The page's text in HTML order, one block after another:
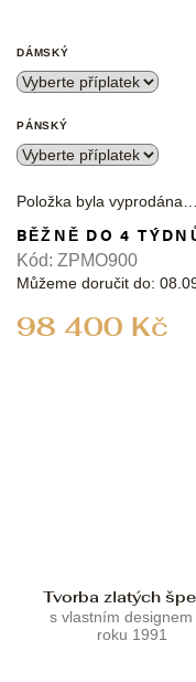
DÁMSKÝ
PÁNSKÝ
Položka byla vyprodána…
98 400 Kč
BĚŽNĚ DO 4
Můžeme doručit do:
Kód: ZPMO900
Tvorba zlatých
s vlastním designem
roku 1991